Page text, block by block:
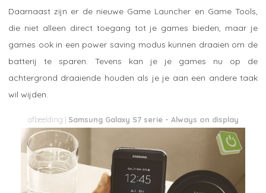
Daarnaast zijn er de nieuwe Game Launcher en Game Tools,
die niet alleen direct toegang tot je games bieden, maar je
games ook in een power saving modus kunnen draaien om de
batterij te sparen. Tevens kan je je games nu op de
achtergrond draaiende houden als je je aan een andere taak
wil wijden.
Samsung Galaxy S7 serie - Always on display